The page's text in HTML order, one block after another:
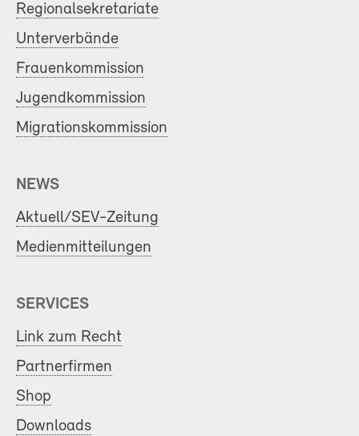
Regionalsekretariate
Unterverbände
Frauenkommission
Jugendkommission
Migrationskommission
NEWS
Aktuell/SEV-Zeitung
Medienmitteilungen
SERVICES
Link zum Recht
Partnerfirmen
Shop
Downloads